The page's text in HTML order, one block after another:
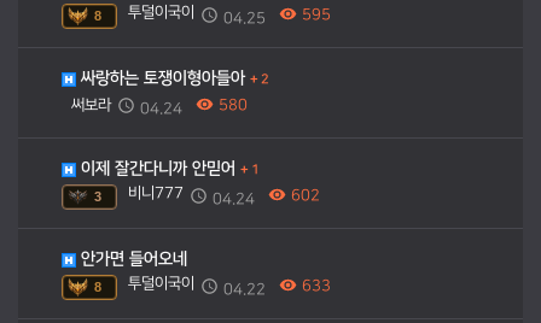
8
투덜이국이 04.25 595
싸랑하는 토쟁이형아들아 + 2
써보라 04.24 580
이제 잘간다니까 안믿어 + 1
3
비니777 04.24 602
안가면 들어오네
8 투덜이국이 04.22 633